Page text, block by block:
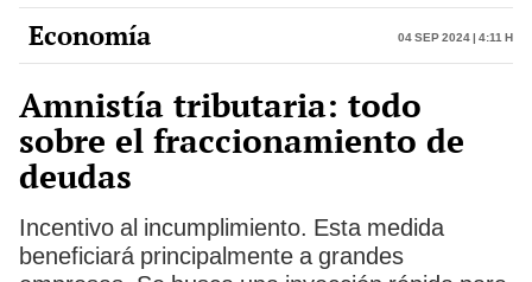
Economía 04 Sep 2024 | 4:11 h
Amnistía tributaria: todo
sobre el fraccionamiento de
deudas
Incentivo al incumplimiento. Esta medida
beneficiará principalmente a grandes